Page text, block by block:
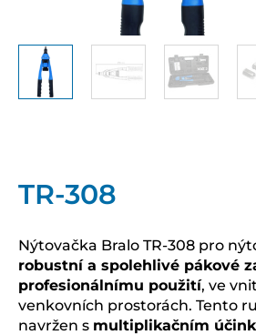
TR-308
Nýtovačka Bralo TR-308 pro
robustní a spolehlivé pákové
profesionálnímu použití, ve
venkovních prostorách. Tento
navržen s multiplikačním